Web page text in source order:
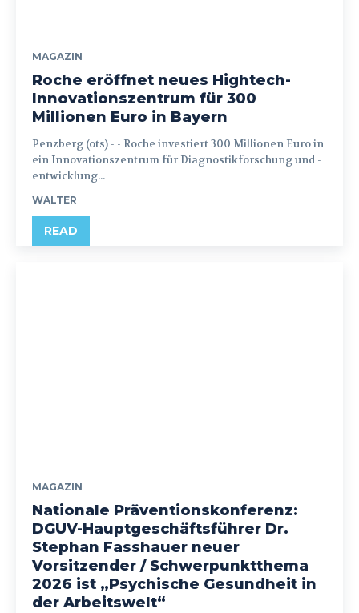
MAGAZIN
Roche eröffnet neues Hightech-
Innovationszentrum für 300
Millionen Euro in Bayern
Penzberg (ots) - - Roche investiert 300 Millionen Euro in
ein Innovationszentrum für Diagnostikforschung und -
entwicklung...
WALTER
READ
MAGAZIN
Nationale Präventionskonferenz:
DGUV-Hauptgeschäftsführer Dr.
Stephan Fasshauer neuer
Vorsitzender / Schwerpunktthema
2026 ist „Psychische Gesundheit in
der Arbeitswelt“